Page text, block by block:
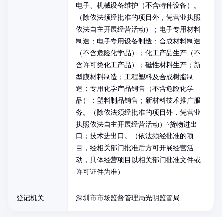
电子、机械设备维护（不含特种设备）。
（除依法须经批准的项目外，凭营业执照
依法自主开展经营活动）；电子专用材料
制造；电子专用设备制造；合成材料制造
（不含危险化学品）；化工产品生产（不
含许可类化工产品）；磁性材料生产；新
型膜材料制造；工程塑料及合成树脂制
造；专用化学产品销售（不含危险化学
品）；塑料制品销售；新材料技术推广服
务。（除依法须经批准的项目外，凭营业
执照依法自主开展经营活动）^货物进出
口；技术进出口。（依法须经批准的项
目，经相关部门批准后方可开展经营活
动，具体经营项目以相关部门批准文件或
许可证件为准）
登记机关 深圳市市场监督管理局光明监管局